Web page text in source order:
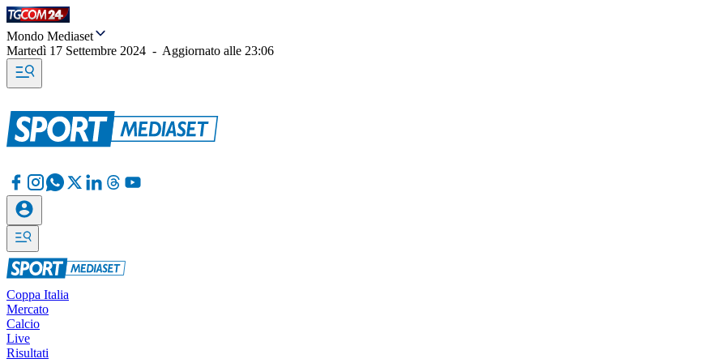
Mondo Mediaset
Martedì 17 Settembre 2024 - Aggiornato alle 23:06
Coppa Italia
Mercato
Calcio
Live
Risultati